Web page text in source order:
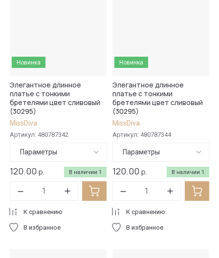
Новинка
Элегантное длинное
платье с тонкими
бретелями цвет сливовый
(30295)
MissDiva
Артикул: 480787342
Параметры
В наличии 1
120.00 р.
К сравнению
В избранное
Новинка
Элегантное длинное
платье с тонкими
бретелями цвет сливовый
(30295)
MissDiva
Артикул: 480787344
Параметры
В наличии 1
120.00 р.
К сравнению
В избранное